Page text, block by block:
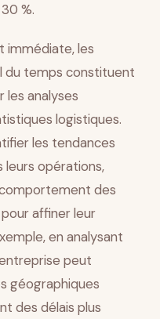
%.
immédiate, les
du temps constituent
les analyses
logistiques.
les tendances
leurs opérations,
des
affiner leur
en analysant
peut
géographiques
des délais plus